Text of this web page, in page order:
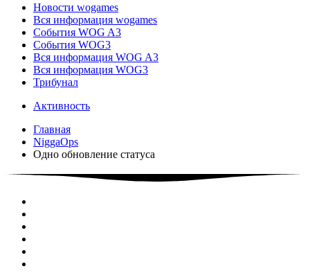
Новости wogames
Вся информация wogames
События WOG A3
События WOG3
Вся информация WOG A3
Вся информация WOG3
Трибунал
Активность
Главная
NiggaOps
Одно обновление статуса